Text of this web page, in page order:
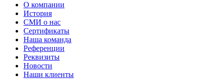
О компании
История
СМИ о нас
Cертификаты
Наша команда
Референции
Реквизиты
Новости
Наши клиенты